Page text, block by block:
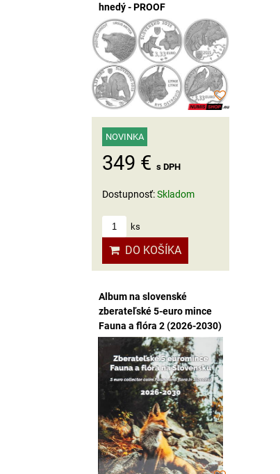
hnedý - PROOF
NOVINKA
349 € s DPH
Dostupnosť:Skladom
ks
DO KOŠÍKA
Album na slovenské
zberateľské 5-euro mince
Fauna a flóra 2 (2026-2030)